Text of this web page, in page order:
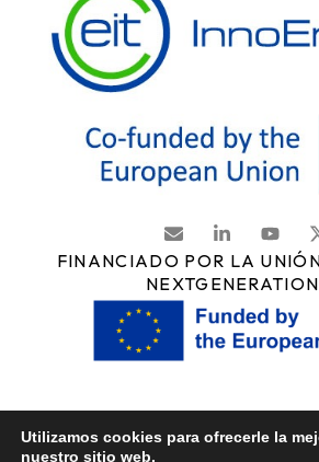
FINANCIADO POR LA
reservados.Política de privacidad ·
Utilizamos cookies para ofrecerle la
nuestro sitio web.